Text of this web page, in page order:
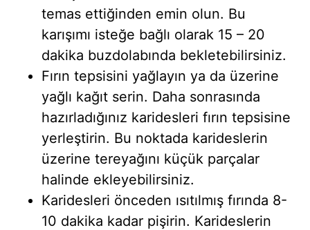
temas ettiğinden emin olun. Bu
karışımı isteğe bağlı olarak 15 – 20
dakika buzdolabında bekletebilirsiniz.
Fırın tepsisini yağlayın ya da üzerine
yağlı kağıt serin. Daha sonrasında
hazırladığınız karidesleri fırın tepsisine
yerleştirin. Bu noktada karideslerin
üzerine tereyağını küçük parçalar
halinde ekleyebilirsiniz.
Karidesleri önceden ısıtılmış fırında 8-
10 dakika kadar pişirin. Karideslerin